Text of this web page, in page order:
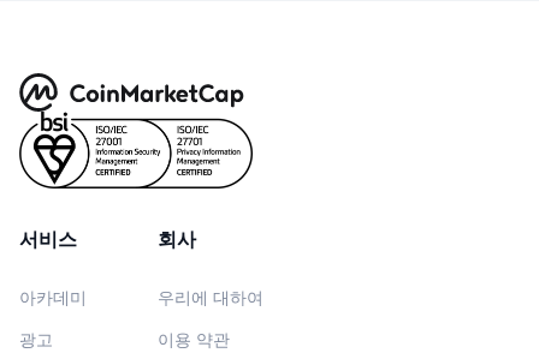
일정
ICO 캘린더
서비스
아카데미
광고
회사
우리에 대하여
이용 약관